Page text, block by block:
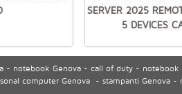
SERVER 2025
5 DEVICES
- notebook Genova - call of duty -
computer Genova - stampanti Genova